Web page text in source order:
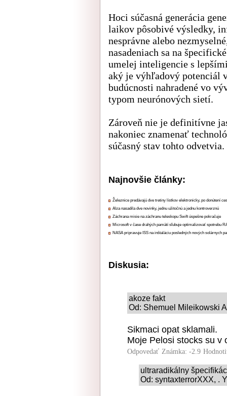
Hoci súčasná generácia
laikov pôsobivé výsledky,
nesprávne alebo
nasadeniach sa na
umelej inteligencie s
aký je výhľadový potenciál
budúcnosti nahradené vo
typom neurónových sietí.
Zároveň nie je definitívne
nakoniec znamenať
súčasný stav tohto odvetvia.
Najnovšie články:
Železnice predávajú dve tretiny lístkov elektronicky, po donútení
Alza nasadila dve novinky, jednu užitočnú a jednu kontroverznú
Záchrana misie na záchranu teleskopu Swift úspešne pokračuje
Microsoft v čase drahých pamätí sľubuje optimalizovať spotrebu
NASA pripravuje ISS na inštaláciu posledných nových solárnych
Diskusia:
akoze fakt
Od: Shemuel Mileikowski
Sikmaci opat sklamali.
Moje Pelosi stocks su v
Odpovedať Známka: -2.9
ultraradikálny
Od: syntaxterrorXXX, .